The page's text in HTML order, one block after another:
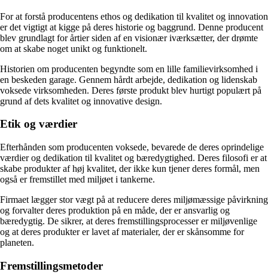
For at forstå producentens ethos og dedikation til kvalitet og innovation
er det vigtigt at kigge på deres historie og baggrund. Denne producent
blev grundlagt for årtier siden af en visionær iværksætter, der drømte
om at skabe noget unikt og funktionelt.
Historien om producenten begyndte som en lille familievirksomhed i
en beskeden garage. Gennem hårdt arbejde, dedikation og lidenskab
voksede virksomheden. Deres første produkt blev hurtigt populært på
grund af dets kvalitet og innovative design.
Etik og værdier
Efterhånden som producenten voksede, bevarede de deres oprindelige
værdier og dedikation til kvalitet og bæredygtighed. Deres filosofi er at
skabe produkter af høj kvalitet, der ikke kun tjener deres formål, men
også er fremstillet med miljøet i tankerne.
Firmaet lægger stor vægt på at reducere deres miljømæssige påvirkning
og forvalter deres produktion på en måde, der er ansvarlig og
bæredygtig. De sikrer, at deres fremstillingsprocesser er miljøvenlige
og at deres produkter er lavet af materialer, der er skånsomme for
planeten.
Fremstillingsmetoder